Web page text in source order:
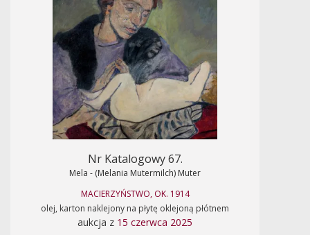
Nr Katalogowy 67.
Mela - (Melania Mutermilch) Muter
MACIERZYŃSTWO, OK. 1914
olej, karton naklejony na płytę oklejoną płótnem
aukcja z 15 czerwca 2025